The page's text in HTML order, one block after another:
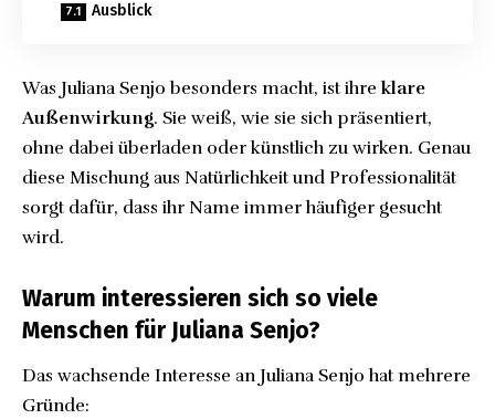
Ausblick
Was Juliana Senjo besonders macht, ist ihreklare
Außenwirkung. Sie weiß, wie sie sich präsentiert,
ohne dabei überladen oder künstlich zu wirken. Genau
diese Mischung aus Natürlichkeit und Professionalität
sorgt dafür, dass ihr Name immer häufiger gesucht
wird.
Warum interessieren sich so viele
Menschen für Juliana Senjo?
Das wachsende Interesse an Juliana Senjo hat mehrere
Gründe: